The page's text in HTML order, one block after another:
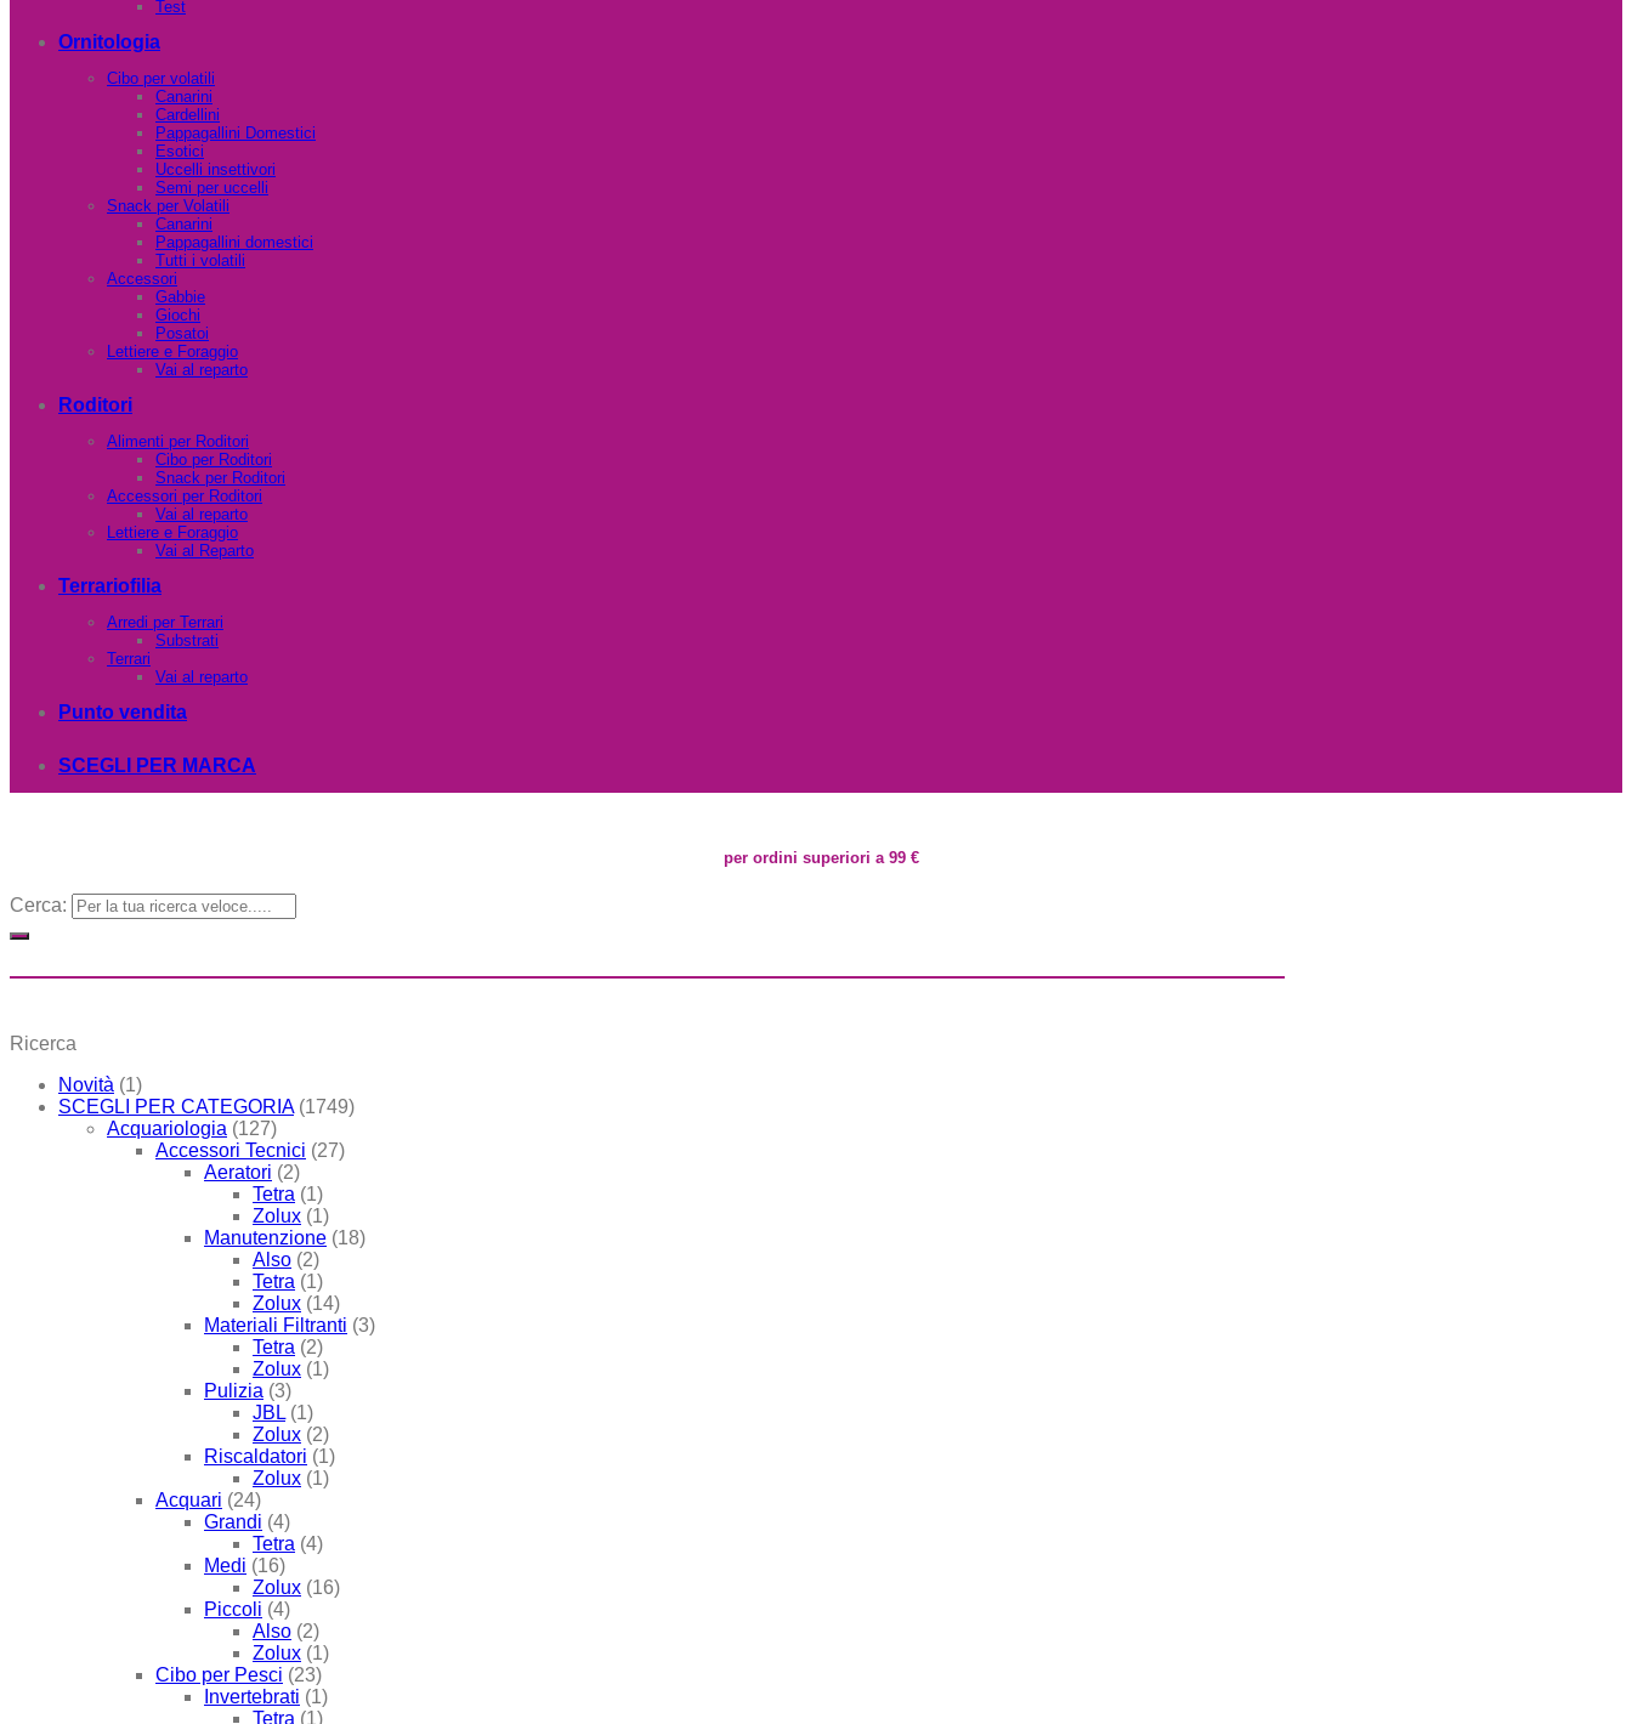
Test
Ornitologia
Cibo per volatili
Canarini
Cardellini
Pappagallini Domestici
Esotici
Uccelli insettivori
Semi per uccelli
Snack per Volatili
Canarini
Pappagallini domestici
Tutti i volatili
Accessori
Gabbie
Giochi
Posatoi
Lettiere e Foraggio
Vai al reparto
Roditori
Alimenti per Roditori
Cibo per Roditori
Snack per Roditori
Accessori per Roditori
Vai al reparto
Lettiere e Foraggio
Vai al Reparto
Terrariofilia
Arredi per Terrari
Substrati
Terrari
Vai al reparto
Punto vendita
SCEGLI PER MARCA
per ordini superiori a 99 €
Cerca:
Ricerca
Novità (1)
SCEGLI PER CATEGORIA (1749)
Acquariologia (127)
Accessori Tecnici (27)
Aeratori (2)
Tetra (1)
Zolux (1)
Manutenzione (18)
Also (2)
Tetra (1)
Zolux (14)
Materiali Filtranti (3)
Tetra (2)
Zolux (1)
Pulizia (3)
JBL (1)
Zolux (2)
Riscaldatori (1)
Zolux (1)
Acquari (24)
Grandi (4)
Tetra (4)
Medi (16)
Zolux (16)
Piccoli (4)
Also (2)
Zolux (1)
Cibo per Pesci (23)
Invertebrati (1)
Tetra (1)